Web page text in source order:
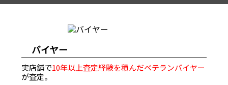
バイヤー
実店舗で10年以上査定経験を積んだベテランバイヤー
が査定。